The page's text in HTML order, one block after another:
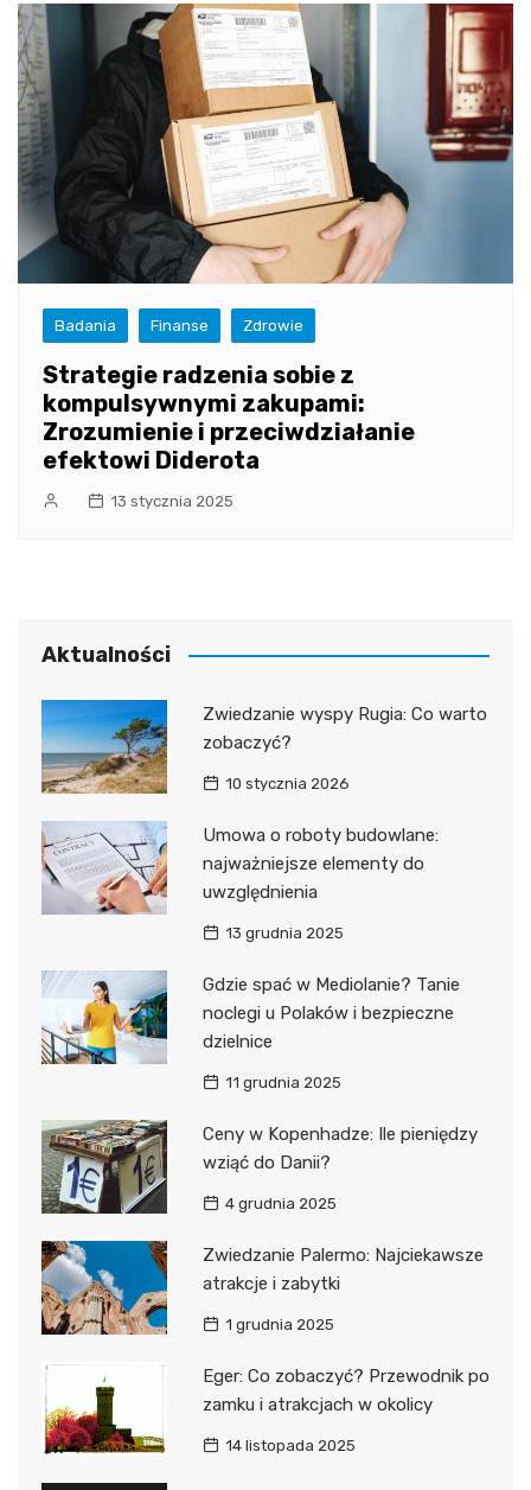
Badania Finanse Zdrowie
Strategie radzenia sobie z
kompulsywnymi zakupami:
Zrozumienie i przeciwdziałanie
efektowi Diderota
13 stycznia 2025
Aktualności
Zwiedzanie wyspy Rugia: Co warto
zobaczyć?
10 stycznia 2026
Umowa o roboty budowlane:
najważniejsze elementy do
uwzględnienia
13 grudnia 2025
Gdzie spać w Mediolanie? Tanie
noclegi u Polaków i bezpieczne
dzielnice
11 grudnia 2025
Ceny w Kopenhadze: Ile pieniędzy
wziąć do Danii?
4 grudnia 2025
Zwiedzanie Palermo: Najciekawsze
atrakcje i zabytki
1 grudnia 2025
Eger: Co zobaczyć? Przewodnik po
zamku i atrakcjach w okolicy
14 listopada 2025